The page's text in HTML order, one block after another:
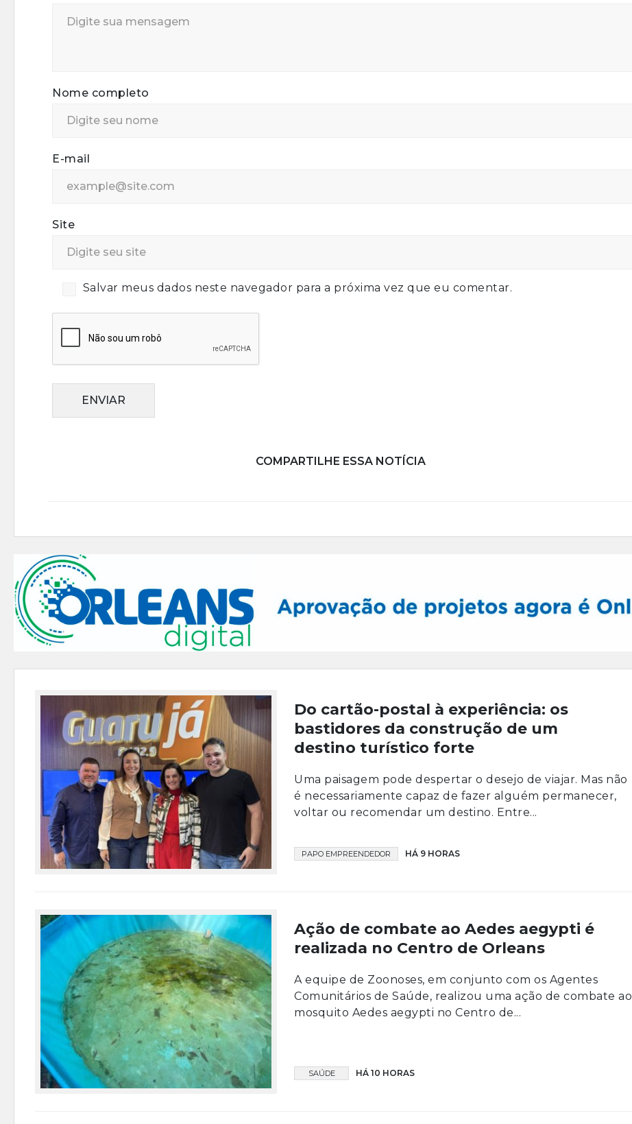
Nome completo
E-mail
Site
Salvar meus dados neste navegador para a próxima vez que eu comentar.
ENVIAR
COMPARTILHE ESSA NOTÍCIA
Do cartão-postal à experiência: os
bastidores da construção de um
destino turístico forte
Uma paisagem pode despertar o desejo de viajar. Mas não
é necessariamente capaz de fazer alguém permanecer,
voltar ou recomendar um destino. Entre...
PAPO EMPREENDEDOR HÁ 9 HORAS
Ação de combate ao Aedes aegypti é
realizada no Centro de Orleans
A equipe de Zoonoses, em conjunto com os Agentes
Comunitários de Saúde, realizou uma ação de combate ao
mosquito Aedes aegypti no Centro de...
SAÚDE HÁ 10 HORAS